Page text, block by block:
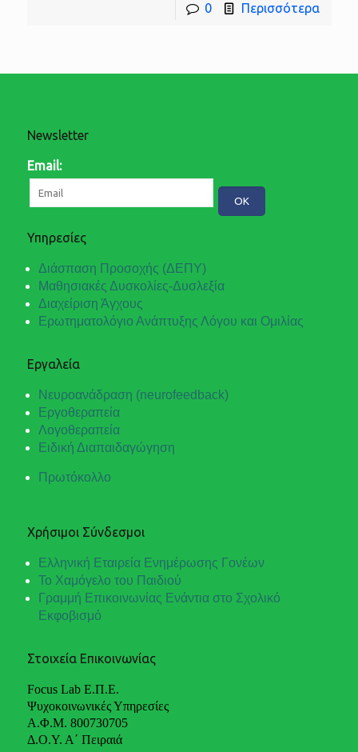
0 Περισσότερα
Newsletter
Email:
Υπηρεσίες
Διάσπαση Προσοχής (ΔΕΠΥ)
Μαθησιακές Δυσκολίες-Δυσλεξία
Διαχείριση Άγχους
Ερωτηματολόγιο Ανάπτυξης Λόγου και Ομιλίας
Εργαλεία
Νευροανάδραση (neurofeedback)
Εργοθεραπεία
Λογοθεραπεία
Ειδική Διαπαιδαγώγηση
Πρωτόκολλο
Χρήσιμοι Σύνδεσμοι
Ελληνική Εταιρεία Ενημέρωσης Γονέων
Το Χαμόγελο του Παιδιού
Γραμμή Επικοινωνίας Ενάντια στο Σχολικό
Εκφοβισμό
Στοιχεία Επικοινωνίας
Focus Lab Ε.Π.Ε.
Ψυχοκοινωνικές Υπηρεσίες
Α.Φ.Μ. 800730705
Δ.Ο.Υ. Α΄ Πειραιά